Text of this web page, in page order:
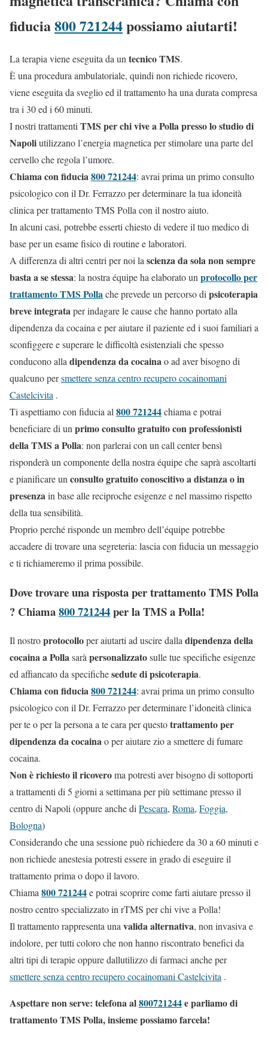
fiducia800 721244possiamo aiutarti!
La terapia viene eseguita da un tecnico TMS.
È una procedura ambulatoriale, quindi non richiede ricovero,
viene eseguita da sveglio ed il trattamento ha una durata compresa
tra i 30 ed i 60 minuti.
I nostri trattamenti TMS per chi vive a Polla presso lo studio di
Napoliutilizzano l’energia magnetica per stimolare una parte del
cervello che regola l’umore.
Chiama con fiducia800 721244: avrai prima un primo consulto
psicologico con il Dr. Ferrazzo per determinare la tua idoneità
clinica per trattamento TMS Polla con il nostro aiuto.
In alcuni casi, potrebbe esserti chiesto di vedere il tuo medico di
base per un esame fisico di routine e laboratori.
A differenza di altri centri per noi la scienza da sola non sempre
basta a se stessa: la nostra équipe ha elaborato un protocollo per
trattamento TMS Pollache prevede un percorso di psicoterapia
breve integrataper indagare le cause che hanno portato alla
dipendenza da cocaina e per aiutare il paziente ed i suoi familiari a
sconfiggere e superare le difficoltà esistenziali che spesso
conducono alla dipendenza da cocainao ad aver bisogno di
qualcuno persmettere senza centro recupero cocainomani
Castelcivita .
Ti aspettiamo con fiducia al 800 721244chiama e potrai
beneficiare di un primo consulto gratuito con professionisti
della TMS a Polla: non parlerai con un call center bensì
risponderà un componente della nostra équipe che saprà ascoltarti
e pianificare un consulto gratuito conoscitivo a distanza o in
presenzain base alle reciproche esigenze e nel massimo rispetto
della tua sensibilità.
Proprio perché risponde un membro dell’équipe potrebbe
accadere di trovare una segreteria: lascia con fiducia un messaggio
e ti richiameremo il prima possibile.
Dove trovare una risposta per trattamento TMS Polla
? Chiama800 721244per la TMS a Polla!
Il nostroprotocolloper aiutarti ad uscire dalladipendenza della
cocaina a Pollasaràpersonalizzatosulle tue specifiche esigenze
ed affiancato da specifichesedute di psicoterapia.
Chiama con fiducia800 721244: avrai prima un primo consulto
psicologico con il Dr. Ferrazzo per determinare l’idoneità clinica
per te o per la persona a te cara per questotrattamento per
dipendenza da cocainao per aiutare zio a smettere di fumare
cocaina.
Non è richiesto il ricoveroma potresti aver bisogno di sottoporti
a trattamenti di 5 giorni a settimana per più settimane presso il
centro di Napoli (oppure anche diPescara, Roma, Foggia,
Bologna)
Considerando che una sessione può richiedere da 30 a 60 minuti e
non richiede anestesia potresti essere in grado di eseguire il
trattamento prima o dopo il lavoro.
Chiama800 721244e potrai scoprire come farti aiutare presso il
nostro centro specializzato in rTMS per chi vive a Polla!
Il trattamento rappresenta unavalida alternativa, non invasiva e
indolore, per tutti coloro che non hanno riscontrato benefici da
altri tipi di terapie oppure dallutilizzo di farmaci anche per
smettere senza centro recupero cocainomani Castelcivita .
Aspettare non serve: telefona al800721244e parliamo di
trattamento TMS Polla, insieme possiamo farcela!